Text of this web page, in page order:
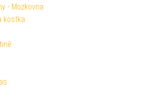
- Mozkovna
kostka